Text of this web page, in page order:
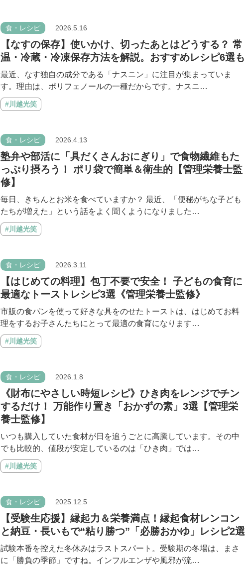
食・レシピ 2026.5.16
【なすの保存】使いかけ、切ったあとはどうする？ 常
温・冷蔵・冷凍保存方法を解説。おすすめレシピ6選も
最近、なす独自の成分である「ナスニン」に注目が集まっていま
す。理由は、ポリフェノールの一種だからです。ナスニ…
#川越光笑
食・レシピ 2026.4.13
塾弁や部活に「具だくさんおにぎり」で食物繊維もた
っぷり摂ろう！ ポリ袋で簡単＆衛生的【管理栄養士監
修】
毎日、きちんとお米を食べていますか？ 最近、「便秘がちな子ども
たちが増えた」という話をよく聞くようになりました…
#川越光笑
食・レシピ 2026.3.11
【はじめての料理】包丁不要で安全！ 子どもの食育に
最適なトーストレシピ3選《管理栄養士監修》
市販の食パンを使って好きな具をのせたトーストは、はじめてお料
理をするお子さんたちにとって最適の食育になります…
#川越光笑
食・レシピ 2026.1.8
《財布にやさしい時短レシピ》ひき肉をレンジでチン
するだけ！ 万能作り置き「おかずの素」3選【管理栄
養士監修】
いつも購入していた食材が日を追うごとに高騰しています。その中
でも比較的、値段が安定しているのは「ひき肉」では…
#川越光笑
食・レシピ 2025.12.5
【受験生応援】縁起力＆栄養満点！縁起食材レンコン
と納豆・長いもで“粘り勝つ”「必勝おかゆ」レシピ2選
試験本番を控えた冬休みはラストスパート。受験期の冬場は、まさ
に「勝負の季節」ですね。インフルエンザや風邪が流…